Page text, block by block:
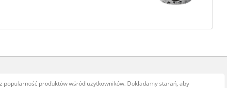
produktów wśród użytkowników. Dokładamy starań, aby